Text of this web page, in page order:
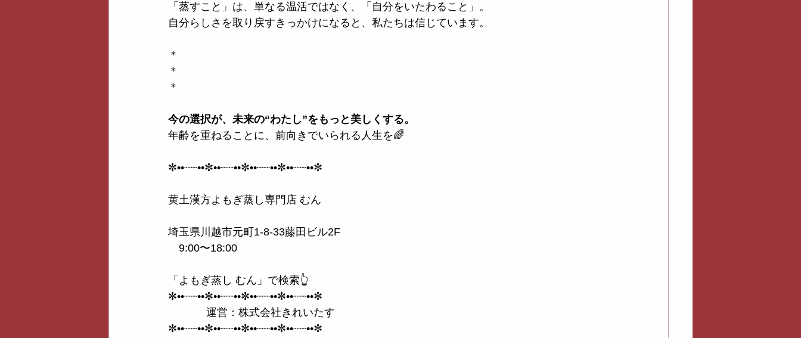
「蒸すこと」は、単なる温活ではなく、「自分をいたわること」。
自分らしさを取り戻すきっかけになると、私たちは信じています。
＊
＊
＊
今の選択が、未来の“わたし”をもっと美しくする。
年齢を重ねることに、前向きでいられる人生を🌈
✼••┈┈••✼••┈┈••✼••┈┈••✼••┈┈••✼
黄土漢方よもぎ蒸し専門店 むん
埼玉県川越市元町1-8-33藤田ビル2F
9:00〜18:00
「よもぎ蒸し むん」で検索👆
✼••┈┈••✼••┈┈••✼••┈┈••✼••┈┈••✼
運営：株式会社きれいたす
✼••┈┈••✼••┈┈••✼••┈┈••✼••┈┈••✼